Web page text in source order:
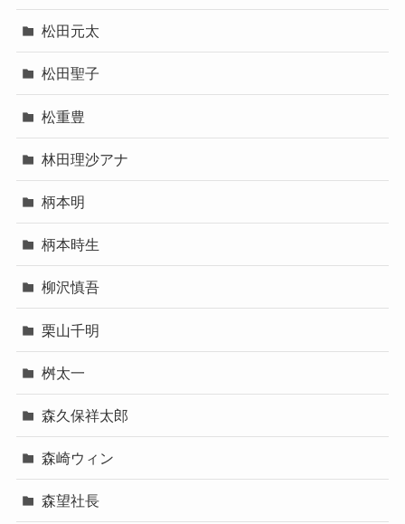
松田元太
松田聖子
松重豊
林田理沙アナ
柄本明
柄本時生
柳沢慎吾
栗山千明
桝太一
森久保祥太郎
森崎ウィン
森望社長